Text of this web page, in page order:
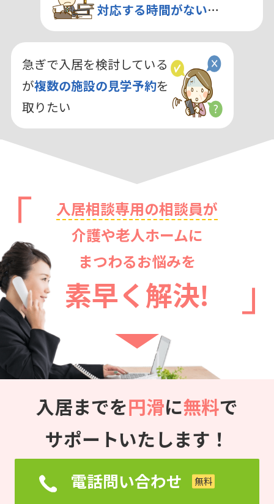
対応する時間がない…
急ぎで入居を検討している
が複数の施設の見学予約を
取りたい
入居相談専用の相談員が
介護や老人ホームに
まつわるお悩みを
素早く解決!
入居までを円滑に無料で
サポートいたします！
電話問い合わせ